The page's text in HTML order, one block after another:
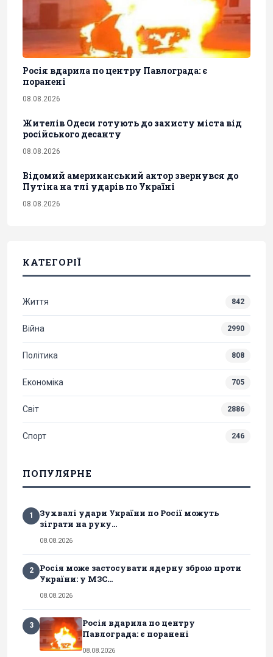
Росія вдарила по центру Павлограда: є
поранені
08.08.2026
Жителів Одеси готують до захисту міста від
російського десанту
08.08.2026
Відомий американський актор звернувся до
Путіна на тлі ударів по Україні
08.08.2026
КАТЕГОРІЇ
Життя 842
Війна 2990
Політика 808
Економіка 705
Світ 2886
Спорт 246
ПОПУЛЯРНЕ
1
Зухвалі удари України по Росії можуть
зіграти на руку...
08.08.2026
2
Росія може застосувати ядерну зброю проти
України: у МЗС...
08.08.2026
3
Росія вдарила по центру
Павлограда: є поранені
08.08.2026